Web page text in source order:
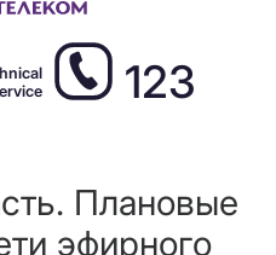
123
Плановые
эфирного